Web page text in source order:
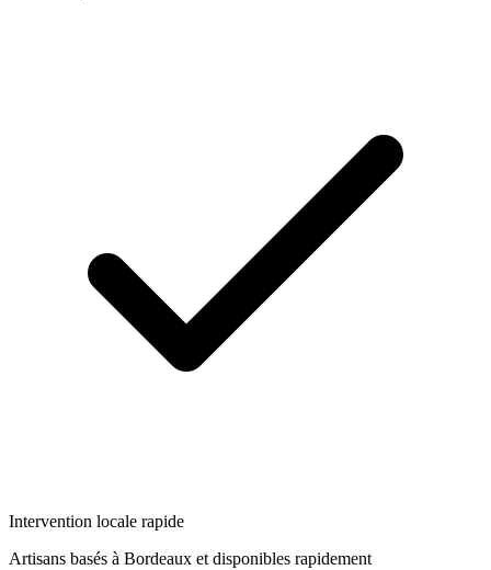
Intervention locale rapide
Artisans basés à Bordeaux et disponibles rapidement